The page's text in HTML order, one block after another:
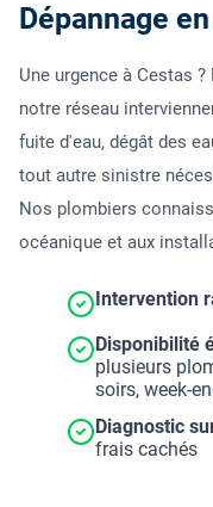
Dépannage
Une urgence à Cestas
notre réseau
fuite d'eau, dégât des
tout autre sinistre
Nos plombiers
océanique et aux
Intervention
Disponibilité
plusieurs
soirs, week-
Diagnostic
frais cachés